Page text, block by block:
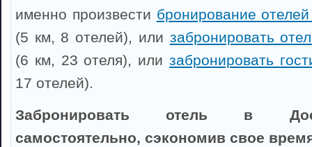
именно произвести бронирование
(5 км, 8 отелей), или забронировать
(6 км, 23 отеля), или забронировать
17 отелей).
Забронировать отель в
самостоятельно, сэкономив свое